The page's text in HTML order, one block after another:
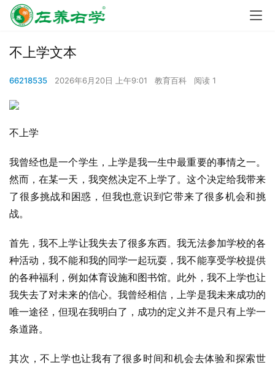
不上学文本
66218535 2026年6月20日 上午9:01 教育百科 阅读 1
不上学
我曾经也是一个学生，上学是我一生中最重要的事情之一。
然而，在某一天，我突然决定不上学了。这个决定给我带来
了很多挑战和困惑，但我也意识到它带来了很多机会和挑
战。
首先，我不上学让我失去了很多东西。我无法参加学校的各
种活动，我不能和我的同学一起玩耍，我不能享受学校提供
的各种福利，例如体育设施和图书馆。此外，我不上学也让
我失去了对未来的信心。我曾经相信，上学是我未来成功的
唯一途径，但现在我明白了，成功的定义并不是只有上学一
条道路。
其次，不上学也让我有了很多时间和机会去体验和探索世